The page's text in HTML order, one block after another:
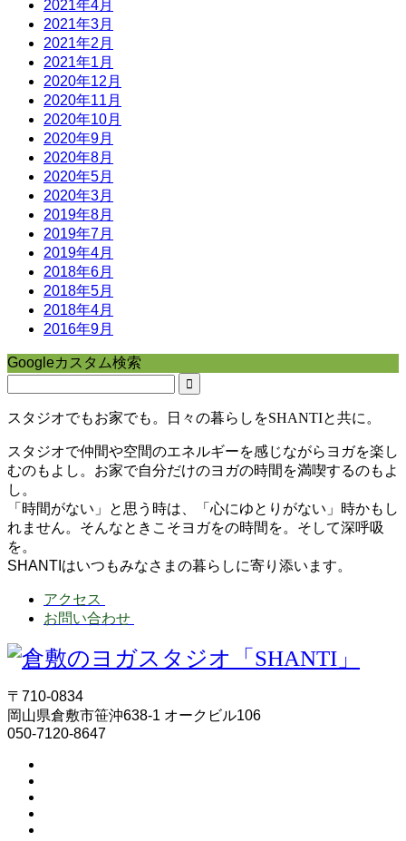
2021年4月
2021年3月
2021年2月
2021年1月
2020年12月
2020年11月
2020年10月
2020年9月
2020年8月
2020年5月
2020年3月
2019年8月
2019年7月
2019年4月
2018年6月
2018年5月
2018年4月
2016年9月
Googleカスタム検索
スタジオでもお家でも。日々の暮らしをSHANTIと共に。
スタジオで仲間や空間のエネルギーを感じながらヨガを楽し
むのもよし。お家で自分だけのヨガの時間を満喫するのもよ
し。
「時間がない」と思う時は、「心にゆとりがない」時かもし
れません。そんなときこそヨガをの時間を。そして深呼吸
を。
SHANTIはいつもみなさまの暮らしに寄り添います。
アクセス
お問い合わせ
〒710-0834
岡山県倉敷市笹沖638-1 オークビル106
050-7120-8647